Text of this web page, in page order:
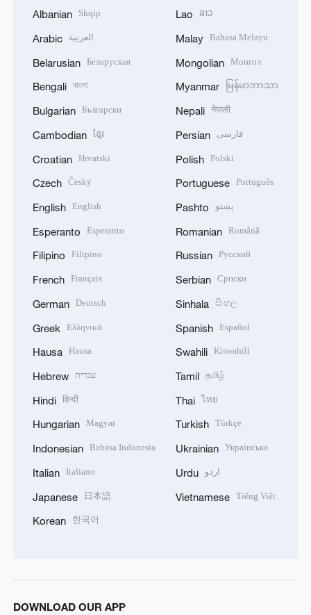
Albanian Shqip
Arabic العربية
Belarusian Беларуская
Bengali বাংলা
Bulgarian Български
Cambodian ខ្មែរ
Croatian Hrvatski
Czech Český
English English
Esperanto Esperanto
Filipino Filipino
French Français
German Deutsch
Greek Ελληνικά
Hausa Hausa
Hebrew עברית
Hindi हिन्दी
Hungarian Magyar
Indonesian Bahasa Indonesia
Italian Italiano
Japanese 日本語
Korean 한국어
Lao ລາວ
Malay Bahasa Melayu
Mongolian Монгол
Myanmar မြန်မာဘာသာ
Nepali नेपाली
Persian فارسی
Polish Polski
Portuguese Português
Pashto پښتو
Romanian Română
Russian Русский
Serbian Српски
Sinhala සිංහල
Spanish Español
Swahili Kiswahili
Tamil தமிழ்
Thai ไทย
Turkish Türkçe
Ukrainian Українська
Urdu اردو
Vietnamese Tiếng Việt
DOWNLOAD OUR APP